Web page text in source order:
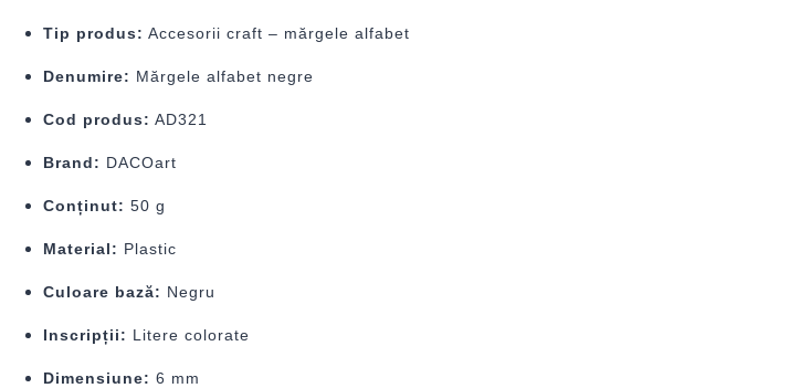
Tip produs: Accesorii craft – mărgele alfabet
Denumire: Mărgele alfabet negre
Cod produs: AD321
Brand: DACOart
Conținut: 50 g
Material: Plastic
Culoare bază: Negru
Inscripții: Litere colorate
Dimensiune: 6 mm